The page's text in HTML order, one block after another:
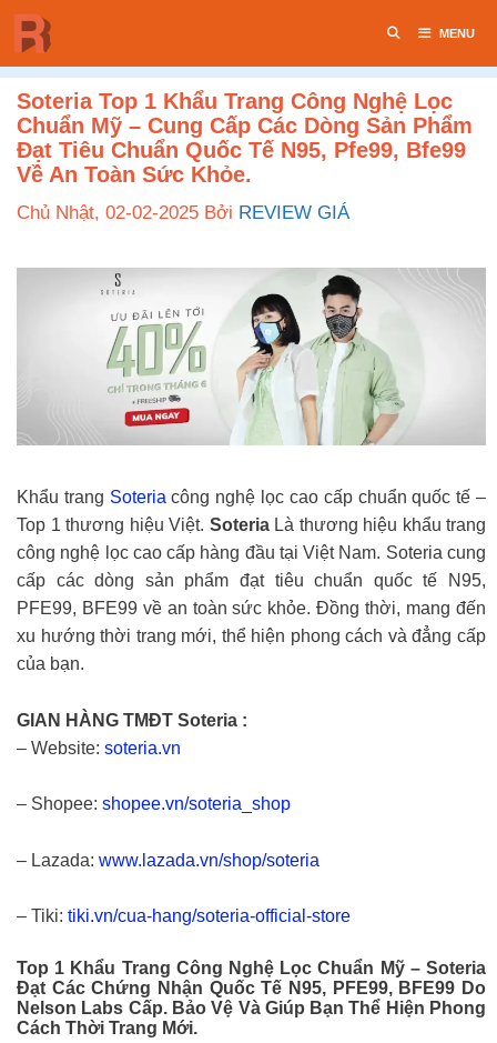
Chuyển
đến
nội
dung
MENU
Soteria Top 1 Khẩu Trang Công Nghệ Lọc
Chuẩn Mỹ – Cung Cấp Các Dòng Sản Phẩm
Đạt Tiêu Chuẩn Quốc Tế N95, Pfe99, Bfe99
Về An Toàn Sức Khỏe.
Chủ Nhật, 02-02-2025 Bởi REVIEW GIÁ
Khẩu trang Soteria công nghệ lọc cao cấp chuẩn quốc tế –
Top 1 thương hiệu Việt. SoteriaLà thương hiệu khẩu trang
công nghệ lọc cao cấp hàng đầu tại Việt Nam. Soteria cung
cấp các dòng sản phẩm đạt tiêu chuẩn quốc tế N95,
PFE99, BFE99 về an toàn sức khỏe. Đồng thời, mang đến
xu hướng thời trang mới, thể hiện phong cách và đẳng cấp
của bạn.
GIAN HÀNG TMĐT Soteria :
– Website: soteria.vn
– Shopee: shopee.vn/soteria_shop
– Lazada: www.lazada.vn/shop/soteria
– Tiki: tiki.vn/cua-hang/soteria-official-store
Top 1 Khẩu Trang Công Nghệ Lọc Chuẩn Mỹ – Soteria
Đạt Các Chứng Nhận Quốc Tế N95, PFE99, BFE99 Do
Nelson Labs Cấp. Bảo Vệ Và Giúp Bạn Thể Hiện Phong
Cách Thời Trang Mới.